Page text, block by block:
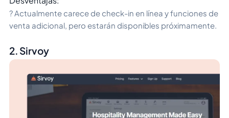
? Actualmente carece de check-in en línea y funciones de
venta adicional, pero estarán disponibles próximamente.
2. Sirvoy